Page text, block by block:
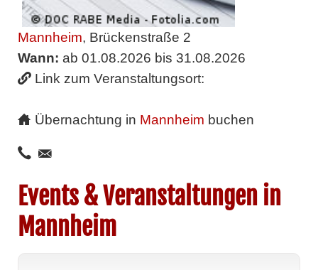
Mannheim, Brückenstraße 2
Wann: ab 01.08.2026 bis 31.08.2026
Link zum Veranstaltungsort:
Übernachtung in Mannheim buchen
Events & Veranstaltungen in
Mannheim